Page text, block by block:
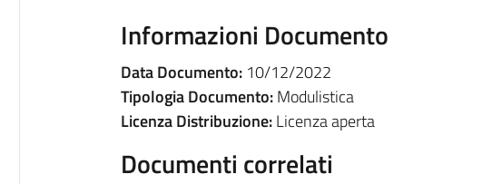
Informazioni Documento
Data Documento:10/12/2022
Tipologia Documento:Modulistica
Licenza Distribuzione:Licenza aperta
Documenti correlati